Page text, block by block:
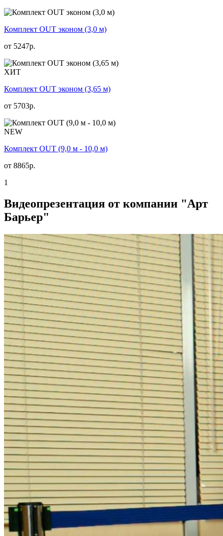
Комплект OUT эконом (3,0 м)
от 5247р.
ХИТ
Комплект OUT эконом (3,65 м)
от 5703р.
NEW
Комплект OUT (9,0 м - 10,0 м)
от 8865р.
1
Видеопрезентация от компании "Арт
Барьер"